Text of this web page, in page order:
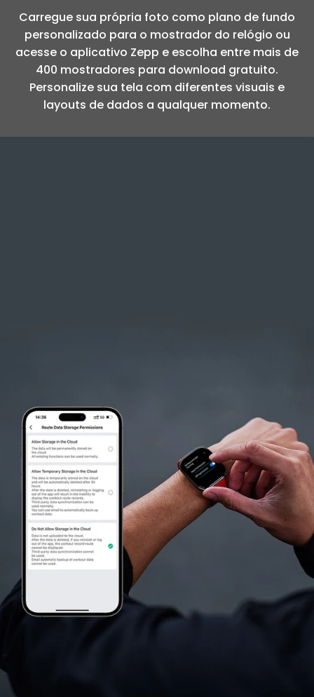
Carregue sua própria foto como plano de fundo
personalizado para o mostrador do relógio ou
acesse o aplicativo Zepp e escolha entre mais de
400 mostradores para download gratuito.
Personalize sua tela com diferentes visuais e
layouts de dados a qualquer momento.